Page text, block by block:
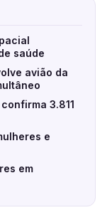
saúde
avião da
3.811
e
em